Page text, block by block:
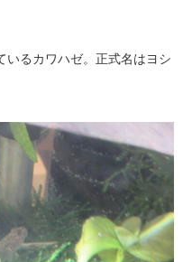
いるカワハゼ。正式名はヨシ